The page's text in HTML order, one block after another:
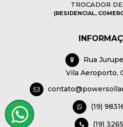
TROCADOR
(RESIDENCIAL,
Rua
Vila Aeroporto,
(19)
(19)